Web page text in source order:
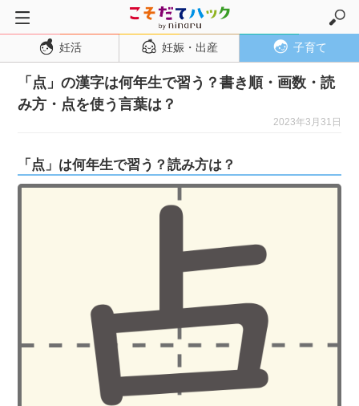
トップページ
妊活
妊娠・出産
妊娠初期
妊活 妊娠・出産 子育て
「点」の漢字は何年生で習う？書き順・画数・読
み方・点を使う言葉は？
2023年3月31日
「点」は何年生で習う？読み方は？